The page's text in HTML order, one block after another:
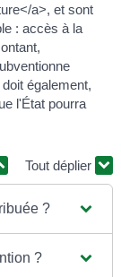
a>, et sont
: accès à la
également,
l'État pourra
Tout déplier
?
?